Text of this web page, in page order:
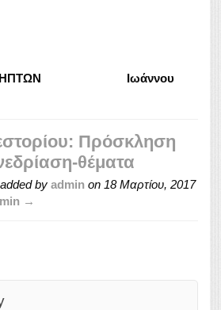
Ιωάννου
Πρόσκληση
θέματα
added by admin on 18 Μαρτίου, 2017
→